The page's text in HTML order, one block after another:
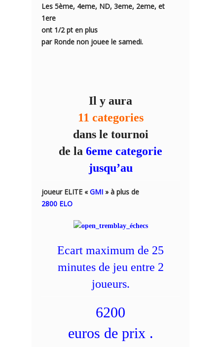
Les 5ème, 4eme, ND, 3eme, 2eme, et
1ere
ont 1/2 pt en plus
par Ronde non jouee le samedi.
Il y aura
11 categories
dans le tournoi
de la 6eme categorie
jusqu’au
joueur ELITE «GMI » à plus de
2800 ELO
Ecart maximum de 25
minutes de jeu entre 2
joueurs.
6200
euros de prix .